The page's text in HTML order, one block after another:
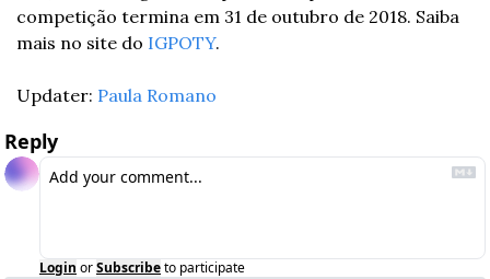
competição termina em 31 de outubro de 2018. Saiba
mais no site do IGPOTY.
Updater: Paula Romano
Reply
Login orSubscribeto participate